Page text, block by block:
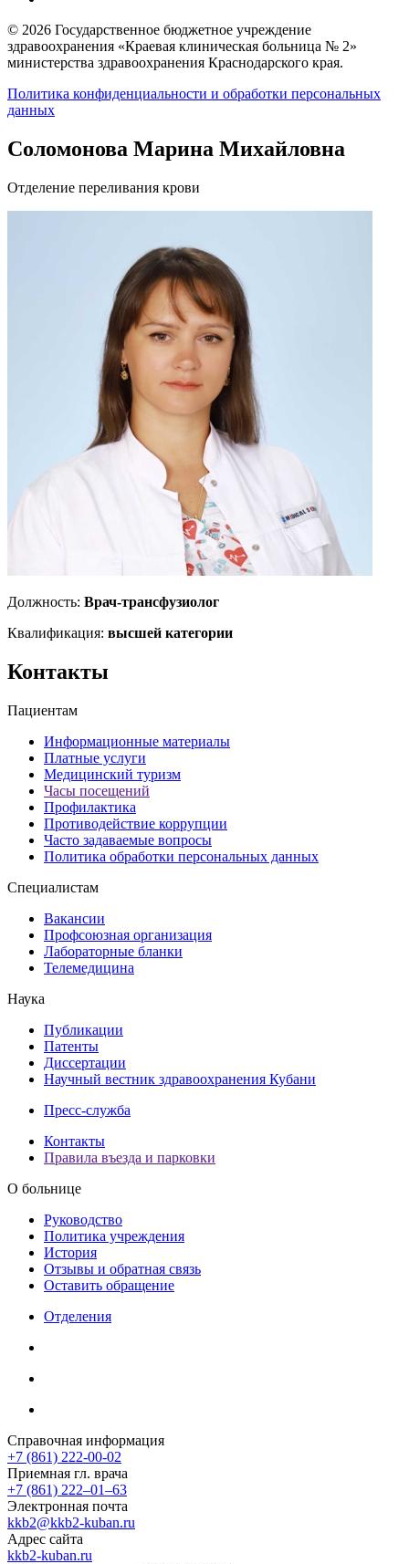
© 2026 Государственное бюджетное учреждение
здравоохранения «Краевая клиническая больница № 2»
министерства здравоохранения Краснодарского края.
Политика конфиденциальности и обработки персональных
данных
Соломонова Марина Михайловна
Отделение переливания крови
Должность: Врач-трансфузиолог
Квалификация: высшей категории
Контакты
Пациентам
Информационные материалы
Платные услуги
Медицинский туризм
Часы посещений
Профилактика
Противодействие коррупции
Часто задаваемые вопросы
Политика обработки персональных данных
Специалистам
Вакансии
Профсоюзная организация
Лабораторные бланки
Телемедицина
Наука
Публикации
Патенты
Диссертации
Научный вестник здравоохранения Кубани
Пресс-служба
Контакты
Правила въезда и парковки
О больнице
Руководство
Политика учреждения
История
Отзывы и обратная связь
Оставить обращение
Отделения
Справочная информация
+7 (861) 222-00-02
Приемная гл. врача
+7 (861) 222‒01‒63
Электронная почта
kkb2@kkb2-kuban.ru
Адрес сайта
kkb2-kuban.ru